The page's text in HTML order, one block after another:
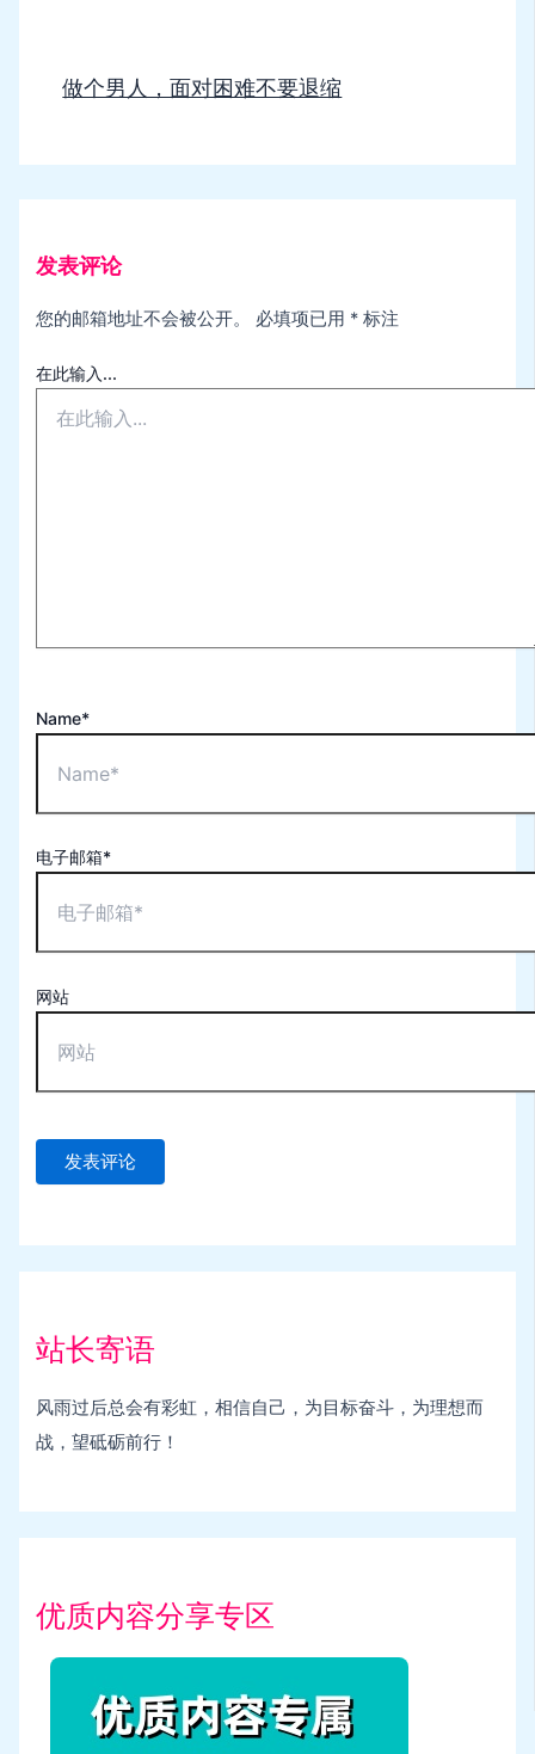
做个男人，面对困难不要退缩
发表评论
您的邮箱地址不会被公开。 必填项已用 * 标注
在此输入...
Name*
电子邮箱*
网站
站长寄语
风雨过后总会有彩虹，相信自己，为目标奋斗，为理想而
战，望砥砺前行！
优质内容分享专区